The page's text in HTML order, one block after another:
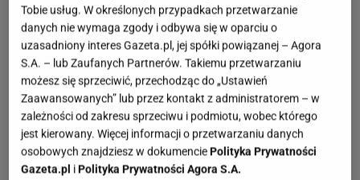
Tobie usług. W określonych przypadkach przetwarzanie
danych nie wymaga zgody i odbywa się w oparciu o
uzasadniony interes Gazeta.pl, jej spółki powiązanej – Agora
S.A. – lub Zaufanych Partnerów. Takiemu przetwarzaniu
możesz się sprzeciwić, przechodząc do „Ustawień
Zaawansowanych” lub przez kontakt z administratorem – w
zależności od zakresu sprzeciwu i podmiotu, wobec którego
jest kierowany. Więcej informacji o przetwarzaniu danych
osobowych znajdziesz w dokumenciePolityka Prywatności
Gazeta.pl iPolityka Prywatności Agora S.A.